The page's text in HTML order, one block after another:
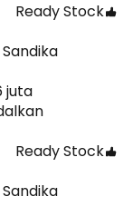
Ready Stock
juta
Ready Stock